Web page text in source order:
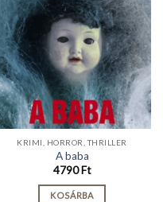
KRIMI, HORROR, THRILLER
A baba
4790Ft
KOSÁRBA